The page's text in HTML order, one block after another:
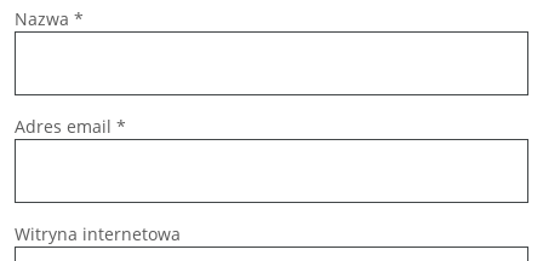
Nazwa *
Adres email *
Witryna internetowa